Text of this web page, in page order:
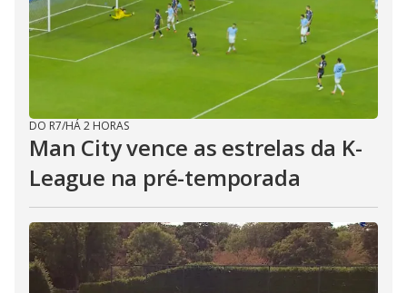
DO R7/HÁ 2 HORAS
Man City vence as estrelas da K-
League na pré-temporada